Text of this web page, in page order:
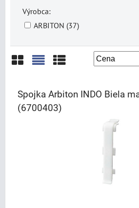
Výrobca:
ARBITON (37)
Spojka Arbiton INDO Biela
(6700403)